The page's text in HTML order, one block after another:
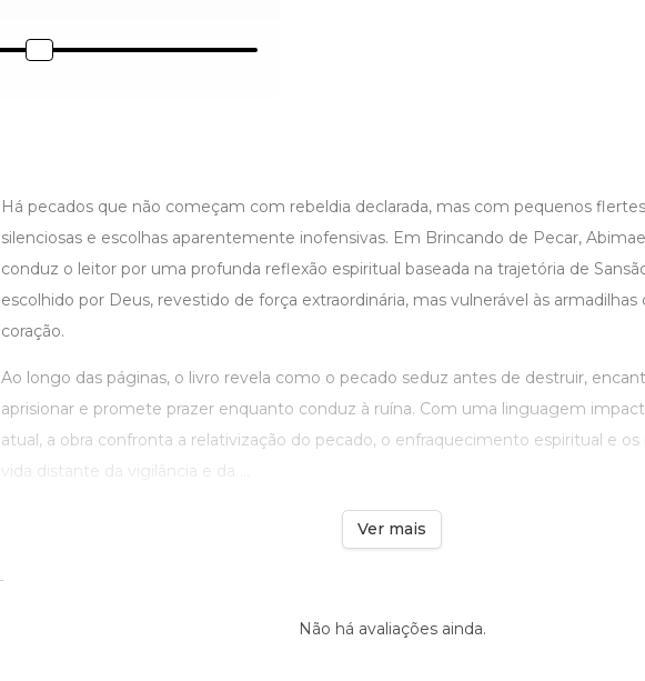
Há pecados que não começam com rebeldia declarada, mas com pequenos
silenciosas e escolhas aparentemente inofensivas. Em Brincando de Pecar,
conduz o leitor por uma profunda reflexão espiritual baseada na trajetória de
escolhido por Deus, revestido de força extraordinária, mas vulnerável às armadilhas
coração.
Ao longo das páginas, o livro revela como o pecado seduz antes de destruir,
aprisionar e promete prazer enquanto conduz à ruína. Com uma linguagem
atual, a obra confronta a relativização do pecado, o enfraquecimento espiritual e
vida distante da vigilância e da ...
Ver mais
Não há avaliações ainda.